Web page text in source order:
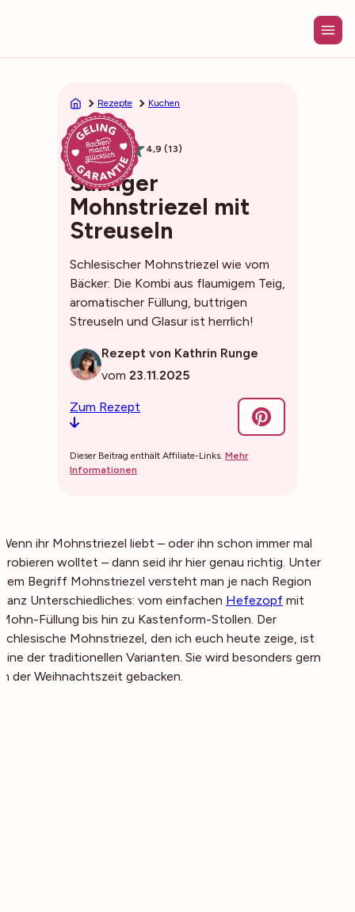
Rezepte Kuchen
1h25min 4,9 (13)
Saftiger
Mohnstriezel mit
Streuseln
Schlesischer Mohnstriezel wie vom
Bäcker: Die Kombi aus flaumigem Teig,
aromatischer Füllung, buttrigen
Streuseln und Glasur ist herrlich!
Rezept von Kathrin Runge
vom 23.11.2025
Zum Rezept
Dieser Beitrag enthält Affiliate-Links. Mehr
Informationen
Wenn ihr Mohnstriezel liebt – oder ihn schon immer mal
probieren wolltet – dann seid ihr hier genau richtig. Unter
dem Begriff Mohnstriezel versteht man je nach Region
ganz Unterschiedliches: vom einfachen Hefezopf mit
Mohn-Füllung bis hin zu Kastenform-Stollen. Der
schlesische Mohnstriezel, den ich euch heute zeige, ist
eine der traditionellen Varianten. Sie wird besonders gern
in der Weihnachtszeit gebacken.